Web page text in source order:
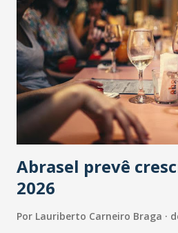
Abrasel prevê
2026
Por Lauriberto Carneiro Braga